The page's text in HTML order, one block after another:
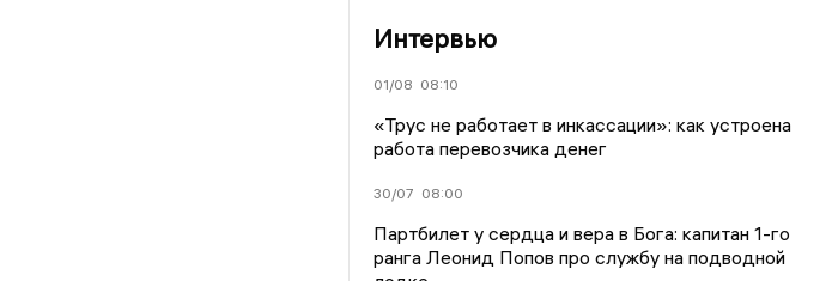
Интервью
01/08 08:10
«Трус не работает в инкассации»: как устроена
работа перевозчика денег
30/07 08:00
Партбилет у сердца и вера в Бога: капитан 1-го
ранга Леонид Попов про службу на подводной